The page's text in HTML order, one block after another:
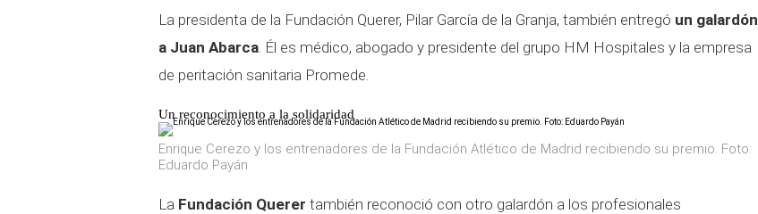
La presidenta de la Fundación Querer, Pilar García de la Granja, también entregó un galardón
a Juan Abarca. Él es médico, abogado y presidente del grupo HM Hospitales y la empresa
de peritación sanitaria Promede.
Un reconocimiento a la solidaridad
Enrique Cerezo y los entrenadores de la Fundación Atlético de Madrid recibiendo su premio. Foto:
Eduardo Payán
La Fundación Querer también reconoció con otro galardón a los profesionales